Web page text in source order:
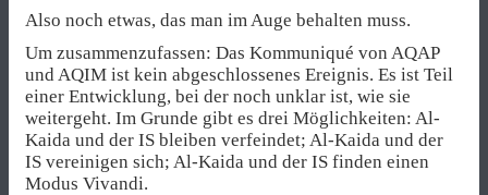
Also noch etwas, das man im Auge behalten muss.
Um zusammenzufassen: Das Kommuniqué von AQAP
und AQIM ist kein abgeschlossenes Ereignis. Es ist Teil
einer Entwicklung, bei der noch unklar ist, wie sie
weitergeht. Im Grunde gibt es drei Möglichkeiten: Al-
Kaida und der IS bleiben verfeindet; Al-Kaida und der
IS vereinigen sich; Al-Kaida und der IS finden einen
Modus Vivandi.